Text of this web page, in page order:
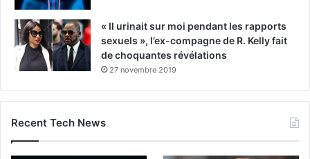
« Il urinait sur moi pendant les rapports
sexuels », l’ex-compagne de R. Kelly fait
de choquantes révélations
27 novembre 2019
Recent Tech News